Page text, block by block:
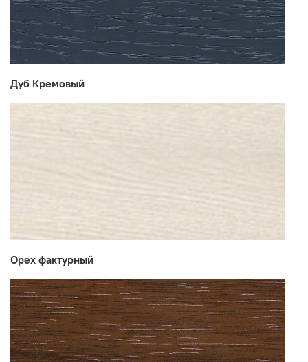
Производитель:
Мебельная фабрика СУРСКАЯ МЕБЕЛЬ
Дуб Кремовый
Орех фактурный